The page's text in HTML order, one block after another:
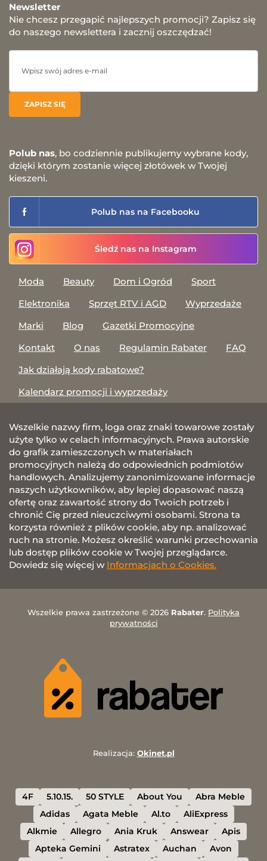
Newsletter
Nie chcesz przegapić najlepszych promocji? Zapisz się
do naszego newslettera i zacznij oszczędzać!
Polub nas, bo codziennie publikujemy wybrane kody,
dzięki którym zostanie więcej złotówek w Twojej
kieszeni.
Polub nas na Facebooku
Śledź nas na Instagram
Moda Beauty Dom i Ogród
Sport
Elektronika
Sprzęt RTV i AGD
Wyprzedaże
Marki
Blog
Gazetki Promocyjne
Kontakt
O nas Regulamin Rabater
FAQ
Jak działają kody rabatowe?
Kalendarz promocji i wyprzedaży
Wszelkie nazwy firm, loga oraz znaki towarowe zostały
użyte tylko w celach informacyjnych. Prawa autorskie
do grafik zamieszczonych w materiałach
promocyjnych należą do odpowiednich podmiotów
handlowych. Analizujemy zanonimizowane informacje
naszych użytkowników, aby lepiej dopasować naszą
ofertę oraz zawartość strony do Twoich potrzeb i
chronić Cię przed nieuczciwymi osobami. Strona ta
korzysta również z plików cookie, aby np. analizować
ruch na stronie. Możesz określić warunki przechowania
lub dostęp plików cookie w Twojej przeglądarce.
Dowiedz się więcej w Informacjach o Cookies.
Wszelkie prawa zastrzeżone © 2026 Rabater. Polityka
prywatności
Realizacja: Okinet.pl
4F 5.10.15. 50 STYLE About You
Abra Meble
Adidas
Agata Meble Al.to
AliExpress
Alkmie
Allegro Ania Kruk Answear
Apis
Apteka Gemini
Astratex Auchan
Avon